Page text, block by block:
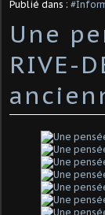
Publié dans :
Une
RIVE-